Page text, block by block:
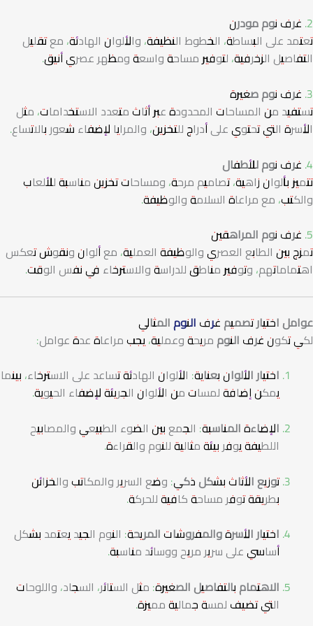
2. غرف نوم مودرن
تعتمد على البساطة، الخطوط النظيفة، والألوان الهادئة، مع تقليل
التفاصيل الزخرفية، لتوفير مساحة واسعة ومظهر عصري أنيق.
3. غرف نوم صغيرة
تستفيد من المساحات المحدودة عبر أثاث متعدد الاستخدامات، مثل
الأسرة التي تحتوي على أدراج للتخزين، والمرايا لإضفاء شعور بالاتساع.
4. غرف نوم للأطفال
تتميز بألوان زاهية، تصاميم مرحة، ومساحات تخزين مناسبة للألعاب
والكتب، مع مراعاة السلامة والوظيفة.
5. غرف نوم المراهقين
تمزج بين الطابع العصري والوظيفة العملية، مع ألوان ونقوش تعكس
اهتماماتهم، وتوفير مناطق للدراسة والاسترخاء في نفس الوقت.
عوامل اختيار تصميم غرف النومالمثالي
لكي تكونغرف النوم مريحة وعملية، يجب مراعاة عدة عوامل:
اختيار الألوان بعناية: الألوان الهادئة تساعد على الاسترخاء، بينما
يمكن إضافة لمسات من الألوان الجريئة لإضفاء الحيوية.
الإضاءة المناسبة: الجمع بين الضوء الطبيعي والمصابيح
اللطيفة يوفر بيئة مثالية للنوم والقراءة.
توزيع الأثاث بشكل ذكي: وضع السرير والمكاتب والخزائن
بطريقة توفر مساحة كافية للحركة.
اختيار الأسرة والمفروشات المريحة: النوم الجيد يعتمد بشكل
أساسي على سرير مريح ووسائد مناسبة.
الاهتمام بالتفاصيل الصغيرة: مثل الستائر، السجاد، واللوحات
التي تضيف لمسة جمالية مميزة.